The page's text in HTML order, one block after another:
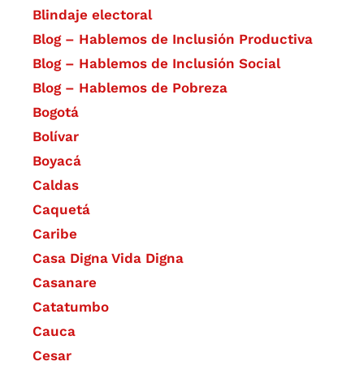
Blindaje electoral
Blog – Hablemos de Inclusión Productiva
Blog – Hablemos de Inclusión Social
Blog – Hablemos de Pobreza
Bogotá
Bolívar
Boyacá
Caldas
Caquetá
Caribe
Casa Digna Vida Digna
Casanare
Catatumbo
Cauca
Cesar